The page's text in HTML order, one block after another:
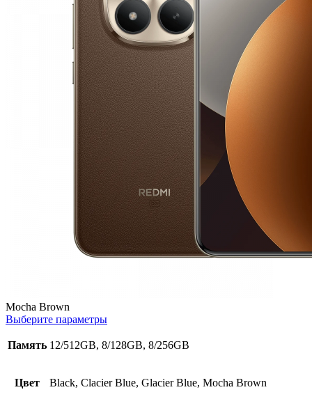
Mocha Brown
Выберите параметры
Память 12/512GB, 8/128GB, 8/256GB
Цвет Black, Clacier Blue, Glacier Blue, Mocha Brown